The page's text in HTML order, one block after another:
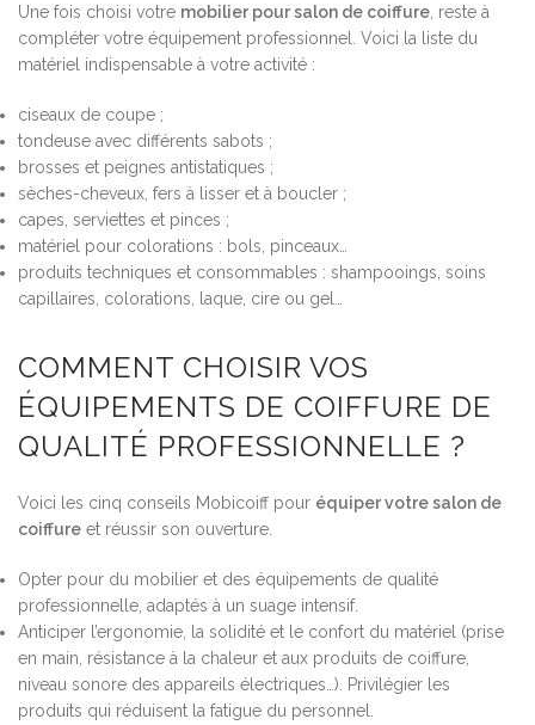
Une fois choisi votre mobilier pour salon de coiffure , reste à
compléter votre équipement professionnel. Voici la liste du
matériel indispensable à votre activité :
ciseaux de coupe ;
tondeuse avec différents sabots ;
brosses et peignes antistatiques ;
sèches-cheveux, fers à lisser et à boucler ;
capes, serviettes et pinces ;
matériel pour colorations : bols, pinceaux…
produits techniques et consommables : shampooings, soins
capillaires, colorations, laque, cire ou gel…
COMMENT CHOISIR VOS
ÉQUIPEMENTS DE COIFFURE DE
QUALITÉ PROFESSIONNELLE ?
Voici les cinq conseils Mobicoiff pour équiper votre salon de
coiffure et réussir son ouverture.
Opter pour du mobilier et des équipements de qualité
professionnelle, adaptés à un suage intensif.
Anticiper l’ergonomie, la solidité et le confort du matériel (prise
en main, résistance à la chaleur et aux produits de coiffure,
niveau sonore des appareils électriques…). Privilégier les
produits qui réduisent la fatigue du personnel.